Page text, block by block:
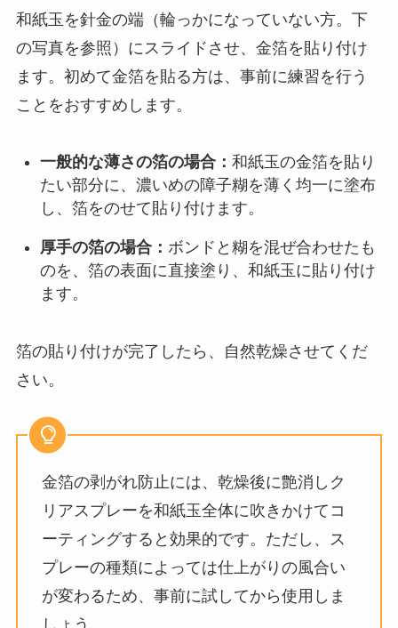
和紙玉を針金の端（輪っかになっていない方。下
の写真を参照）にスライドさせ、金箔を貼り付け
ます。初めて金箔を貼る方は、事前に練習を行う
ことをおすすめします。
一般的な薄さの箔の場合： 和紙玉の金箔を貼り
たい部分に、濃いめの障子糊を薄く均一に塗布
し、箔をのせて貼り付けます。
厚手の箔の場合： ボンドと糊を混ぜ合わせたも
のを、箔の表面に直接塗り、和紙玉に貼り付け
ます。
箔の貼り付けが完了したら、自然乾燥させてくだ
さい。
金箔の剥がれ防止には、乾燥後に艶消しク
リアスプレーを和紙玉全体に吹きかけてコ
ーティングすると効果的です。ただし、ス
プレーの種類によっては仕上がりの風合い
が変わるため、事前に試してから使用しま
しょう。